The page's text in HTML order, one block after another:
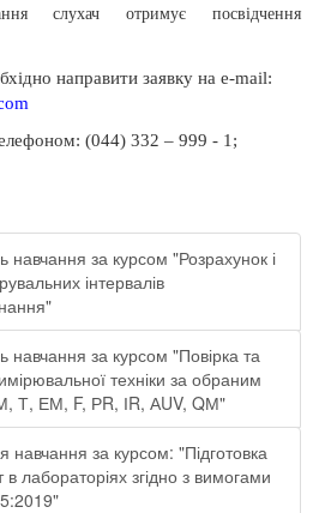
слухач отримує посвідчення
направити заявку на e-mail:
(044) 332 – 999 - 1;
навчання за курсом "Розрахунок і
інтервалів
навчання за курсом "Повірка та
техніки за обраним
Т, ЕМ, F, РR, ІR, АUV, QМ"
навчання за курсом: "Підготовка
в лабораторіях згідно з вимогами